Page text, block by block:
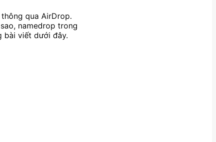
qua AirDrop.
namedrop trong
bài viết dưới đây.